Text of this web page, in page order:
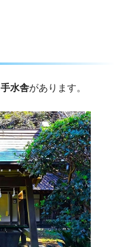
手水舎があります。